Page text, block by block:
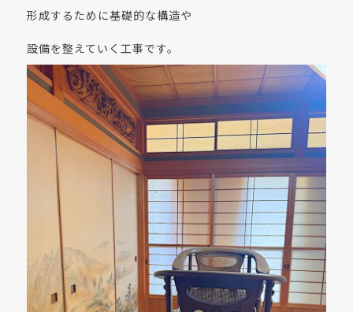
形成するために基礎的な構造や
設備を整えていく工事です。